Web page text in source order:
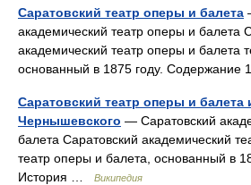
Саратовский театр оперы и балета
академический театр оперы и балета
академический театр оперы и балета
основанный в 1875 году.
Саратовский театр оперы и балета
Чернышевского — Саратовский
балета Саратовский академический
театр оперы и балета, основанный в
История …
Википедия